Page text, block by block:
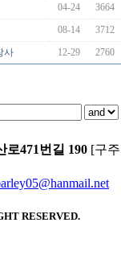
04-24
3664
08-14
3712
사 12-29 2760
로471번길 190 [구주
RESERVED.